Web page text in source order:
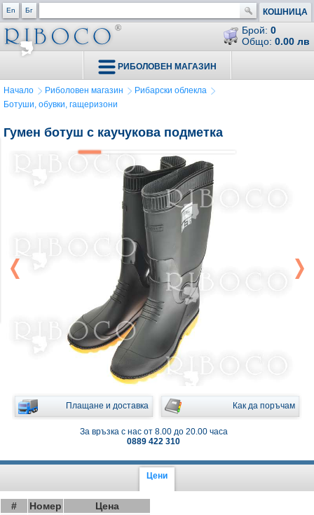
En Бг КОШНИЦА
Брой: 0
Общо: 0.00 лв
РИБОЛОВЕН МАГАЗИН
Начало Риболовен магазин
Рибарски облекла
Ботуши, обувки, гащеризони
Гумен ботуш с каучукова подметка
Плащане и доставка Как да поръчам
За връзка с нас от 8.00 до 20.00 часа
0889 422 310
Цени
# Номер
Цена